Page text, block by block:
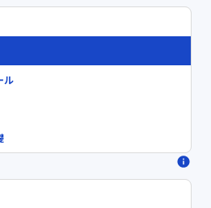
ル